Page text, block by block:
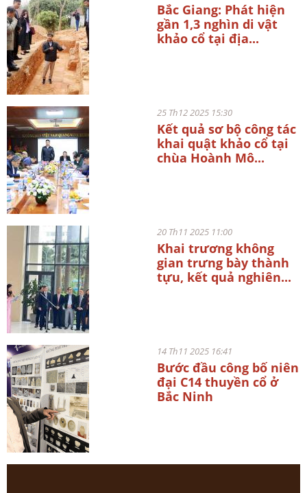
Bắc Giang: Phát hiện
gần 1,3 nghìn di vật
khảo cổ tại địa...
25 Th12 2025 15:30
Kết quả sơ bộ công tác
khai quật khảo cổ tại
chùa Hoành Mô...
20 Th11 2025 11:00
Khai trương không
gian trưng bày thành
tựu, kết quả nghiên...
14 Th11 2025 16:41
Bước đầu công bố niên
đại C14 thuyền cổ ở
Bắc Ninh